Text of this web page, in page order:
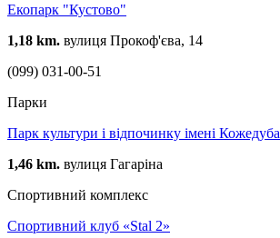
Екопарк "Кустово"
1,18 km. вулиця Прокоф'єва, 14
(099) 031-00-51
Парки
Парк культури і відпочинку імені Кожедуба
1,46 km. вулиця Гагаріна
Спортивний комплекс
Спортивний клуб «Stal 2»